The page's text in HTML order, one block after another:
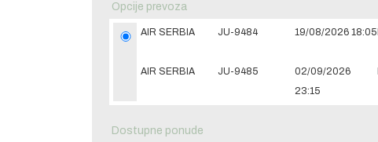
Opcije prevoza
AIR SERBIA JU-9484 19/08/2026 18:05
AIR SERBIA JU-9485
02/09/2026
23:15
Dostupne ponude